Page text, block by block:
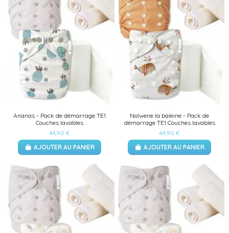
Ananas - Pack de démarrage TE1
Couches lavables
44,90 €
AJOUTER AU PANIER
Nolwene la baleine - Pack de
démarrage TE1 Couches lavables
44,90 €
AJOUTER AU PANIER